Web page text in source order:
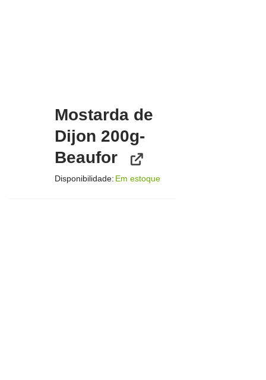
Mostarda de
Dijon 200g-
Beaufor
Disponibilidade: Em estoque